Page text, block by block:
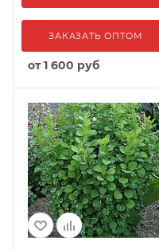
ЗАКАЗАТЬ ОПТОМ
от1 600 руб